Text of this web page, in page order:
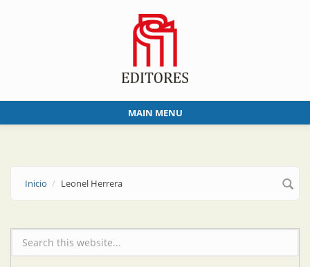
MAIN MENU
Inicio Leonel Herrera
Formulario de búsqueda